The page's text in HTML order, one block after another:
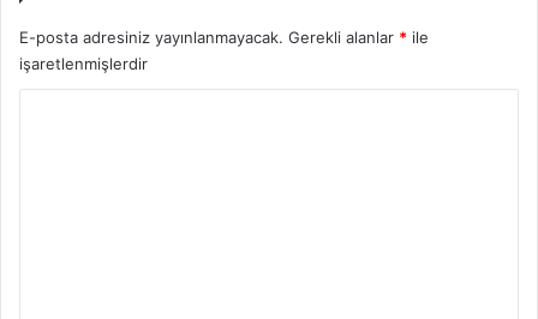
E-posta adresiniz yayınlanmayacak. Gerekli alanlar * ile
işaretlenmişlerdir